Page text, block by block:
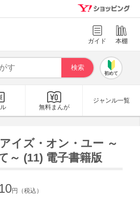
ガイド 本棚
初めて
無料まんが
ジャンル一覧
イズ・オン・ユー ～
～ (11) 電子書籍版
円（税込）